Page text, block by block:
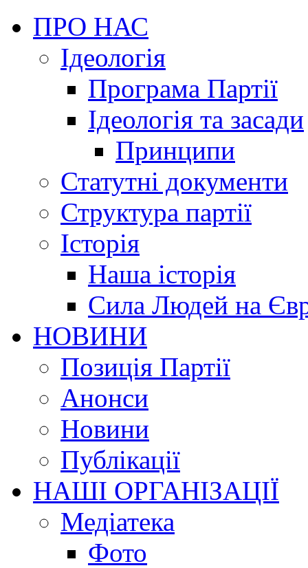
ПРО НАС
Ідеологія
Програма Партії
Ідеологія та засади
Принципи
Статутні документи
Структура партії
Історія
Наша історія
Сила Людей на
НОВИНИ
Позиція Партії
Анонси
Новини
Публікації
НАШІ ОРГАНІЗАЦІЇ
Медіатека
Фото